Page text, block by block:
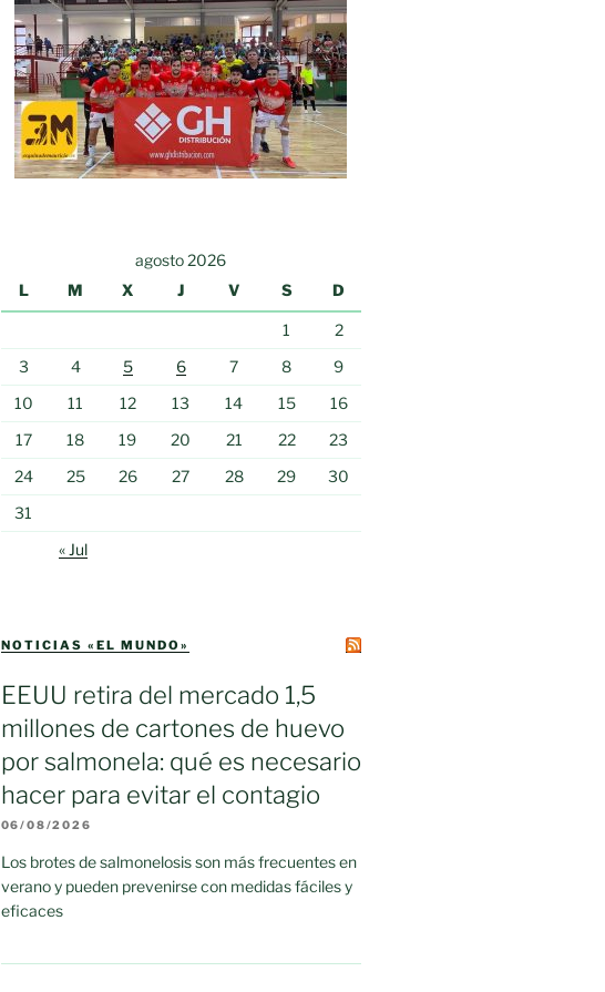
agosto 2026
L
M X J V S D
1
2
3
4 5 6 7 8
9
10
11 12 13 14 15
16
17
18 19 20 21 22
23
24
25 26 27 28 29
30
31
« Jul
NOTICIAS «EL MUNDO»
EEUU retira del mercado 1,5
millones de cartones de huevo
por salmonela: qué es necesario
hacer para evitar el contagio
06/08/2026
Los brotes de salmonelosis son más frecuentes en
verano y pueden prevenirse con medidas fáciles y
eficaces